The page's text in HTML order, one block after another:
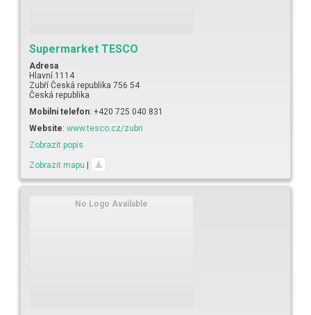
Supermarket TESCO
Adresa
Hlavní 1114
Zubří Česká republika 756 54
Česká republika
Mobilní telefon: +420 725 040 831
Website: www.tesco.cz/zubri
Zobrazit popis
Zobrazit mapu
No Logo Available